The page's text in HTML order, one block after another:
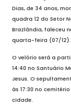
Dias, de 34 anos,
quadra 12 do Setor
Brazlândia, faleceu
quarta-feira (07/12).
O velório será a
14:40 no Santuário
Jesus. O
às 17:30 no
cidade.